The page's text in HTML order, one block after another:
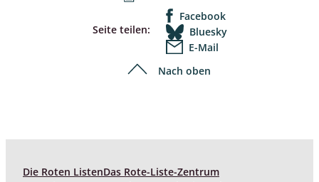
Seite teilen:
Facebook
Bluesky
E-Mail
Nach oben
Die Roten ListenDas Rote-Liste-Zentrum